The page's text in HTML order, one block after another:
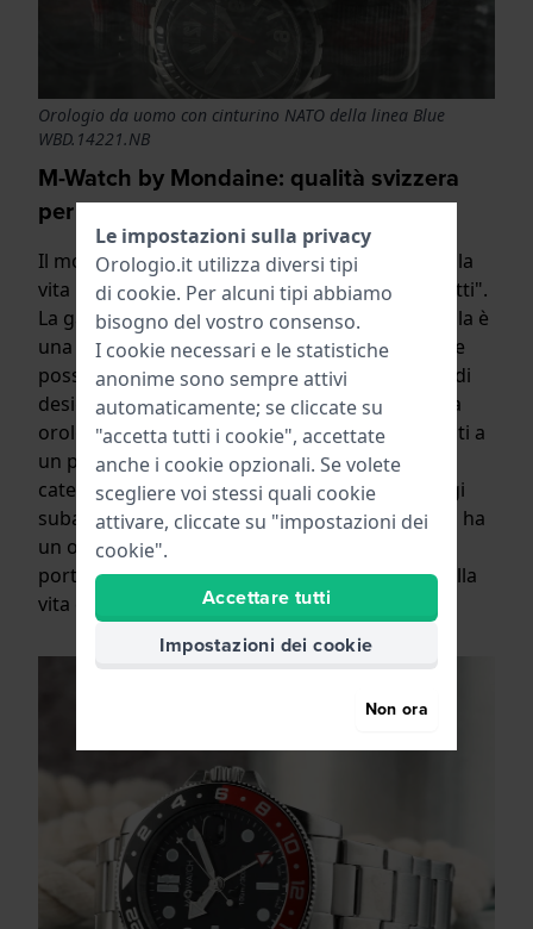
Orologio da uomo con cinturino NATO della linea Blue
WBD.14221.NB
M-Watch by Mondaine: qualità svizzera
per tutti, ogni giorno
Il motto di M-Watch è: "L'orologio svizzero per la
vita reale" e si vende come "Swiss Made per tutti".
La gamma è composta da tre linee: la linea gialla è
una collezione di orologi colorati in plastica che
possono resistere ai colpi e hanno un aspetto di
design alla moda. La linea rossa è composta da
orologi basati su design di orologi classici e noti a
un prezzo interessante. E la linea blu è una
categoria di orologi sportivi che include orologi
subacquei, da pilota e militari. Quindi M-Watch ha
un orologio abbinato alla portata di ogni
portafoglio per ogni occasione e situazione della
vita quotidiana.
Le impostazioni sulla privacy
Orologio.it utilizza diversi tipi
di cookie. Per alcuni tipi abbiamo
bisogno del vostro consenso.
I cookie necessari e le statistiche
anonime sono sempre attivi
automaticamente; se cliccate su
"accetta tutti i cookie", accettate
anche i cookie opzionali. Se volete
scegliere voi stessi quali cookie
attivare, cliccate su "impostazioni dei
cookie".
Accettare tutti
Impostazioni dei cookie
Non ora